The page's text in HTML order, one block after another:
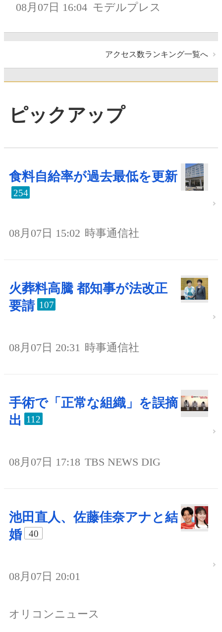
08月07日 16:04 モデルプレス
アクセス数ランキング一覧へ
ピックアップ
食料自給率が過去最低を更新
254
08月07日 15:02 時事通信社
火葬料高騰 都知事が法改正
要請 107
08月07日 20:31 時事通信社
手術で「正常な組織」を誤摘
出
112
08月07日 17:18 TBS NEWS DIG
池田直人、佐藤佳奈アナと結
婚
40
08月07日 20:01
オリコンニュース